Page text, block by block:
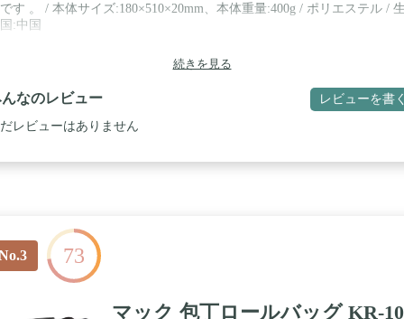
す 。 / 本体サイズ:180×510×20mm、本体重量:400g / ポリエステル / 生
:中国
続きを見る
なのレビュー レビューを書く
レビューはありません
73
マック 包丁ロールバッグ KR-